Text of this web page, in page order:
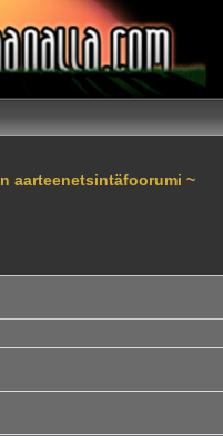
aarteenetsintäfoorumi ~